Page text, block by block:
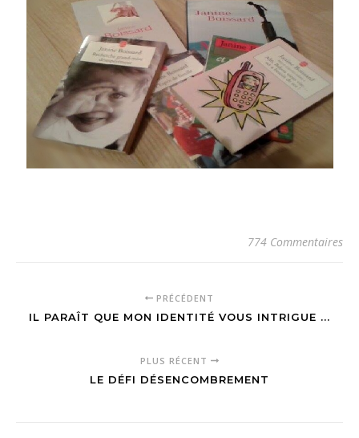
774 Commentaires
PRÉCÉDENT
IL PARAÎT QUE MON IDENTITÉ VOUS INTRIGUE ...
PLUS RÉCENT
LE DÉFI DÉSENCOMBREMENT